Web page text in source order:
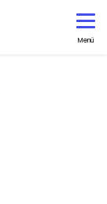
Menü